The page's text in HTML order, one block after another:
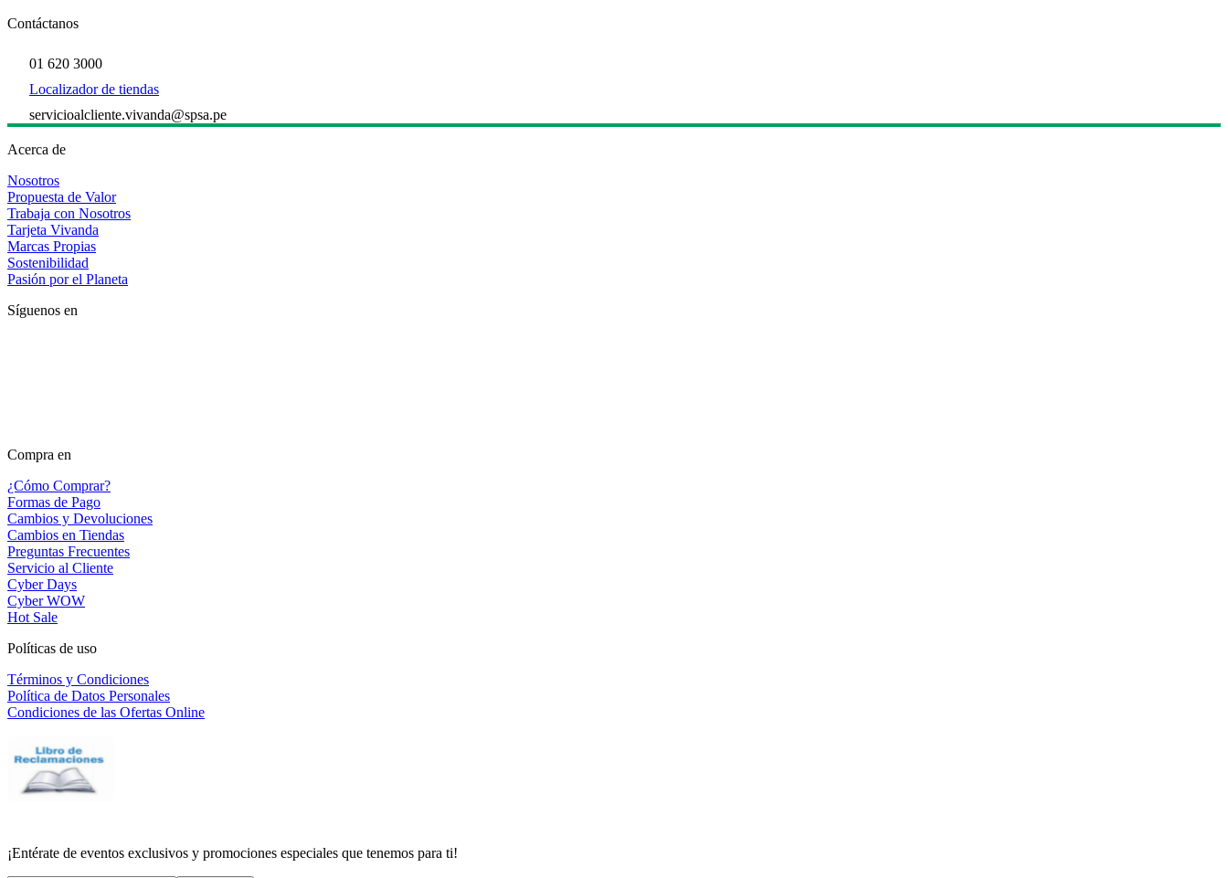
Contáctanos
01 620 3000
Localizador de tiendas
servicioalcliente.vivanda@spsa.pe
Acerca de
Nosotros
Propuesta de Valor
Trabaja con Nosotros
Tarjeta Vivanda
Marcas Propias
Sostenibilidad
Pasión por el Planeta
Síguenos en
Compra en
¿Cómo Comprar?
Formas de Pago
Cambios y Devoluciones
Cambios en Tiendas
Preguntas Frecuentes
Servicio al Cliente
Cyber Days
Cyber WOW
Hot Sale
Políticas de uso
Términos y Condiciones
Política de Datos Personales
Condiciones de las Ofertas Online
¡Entérate de eventos exclusivos y promociones especiales que tenemos para ti!